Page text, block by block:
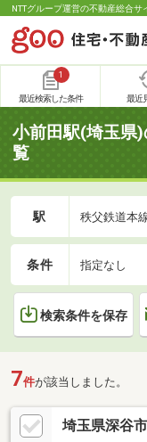
NTTグループ運営の不動産総合サ
1
最近検索した条件 最近
小前田駅(埼玉県
覧
駅 秩父鉄道本
条件 指定なし
検索条件を保存
7件が該当しました。
埼玉県深谷